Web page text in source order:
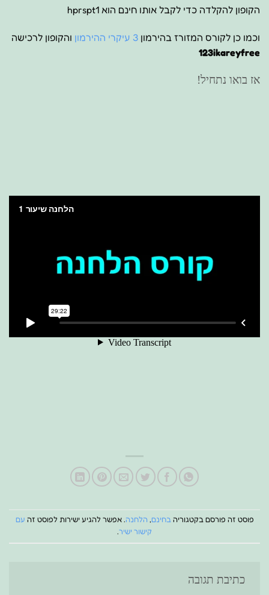
הקופון להקלדה כדי לקבל אותו חינם הוא hprspt1
וכמו כן לקורס המזורז בהירמון 3 עיקרי ההירמון
והקופון לרכישה
123ikareyfree
אז בואו נתחיל!
פוסט זה פורסם בקטגוריה בחינם, הלחנה. אפשר להגיע ישירות לפוסט זה עם
קישור ישיר.
כתיבת תגובה